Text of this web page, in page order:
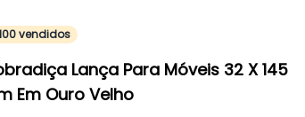
vendidos
Lança Para Móveis 32 X 145
Em Ouro Velho